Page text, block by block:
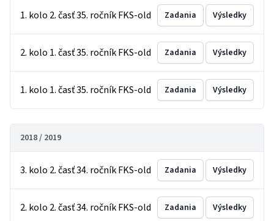
1. kolo 2. časť 35. ročník FKS-old Zadania Výsledky
2. kolo 1. časť 35. ročník FKS-old Zadania Výsledky
1. kolo 1. časť 35. ročník FKS-old Zadania Výsledky
2018 / 2019
3. kolo 2. časť 34. ročník FKS-old Zadania Výsledky
2. kolo 2. časť 34. ročník FKS-old Zadania Výsledky